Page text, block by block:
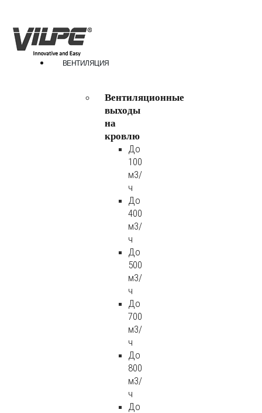
ВЕНТИЛЯЦИЯ
Вентиляционные
выходы
на
кровлю
До
100
м3/
ч
До
400
м3/
ч
До
500
м3/
ч
До
700
м3/
ч
До
800
м3/
ч
До